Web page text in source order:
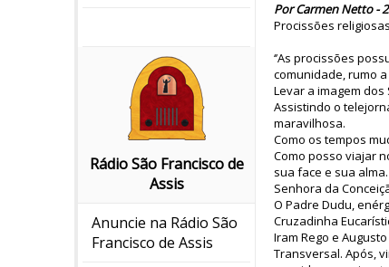
Rádio São Francisco de
Assis
Anuncie na Rádio São
Francisco de Assis
Por Carmen Netto -
Procissões religiosas
‘’As procissões
comunidade, rumo a
Levar a imagem
Assistindo o
maravilhosa.
Como os tempos
Como posso viajar
sua face e sua
Senhora da
O Padre Dudu,
Cruzadinha
Iram Rego e
Transversal. Após,